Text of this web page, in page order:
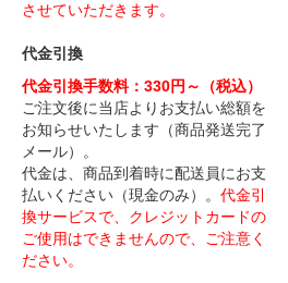
させていただきます。
代金引換
代金引換手数料：330円～（税込）
ご注文後に当店よりお支払い総額を
お知らせいたします（商品発送完了
メール）。
代金は、商品到着時に配送員にお支
払いください（現金のみ）。 代金引
換サービスで、クレジットカードの
ご使用はできませんので、ご注意く
ださい。